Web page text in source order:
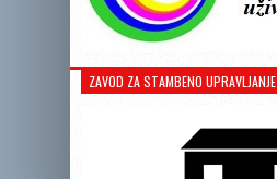
ZAVOD ZA STAMBENO UPRAVLJANJE